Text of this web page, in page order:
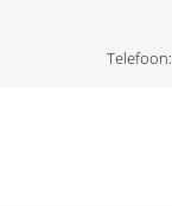
Telefoon: